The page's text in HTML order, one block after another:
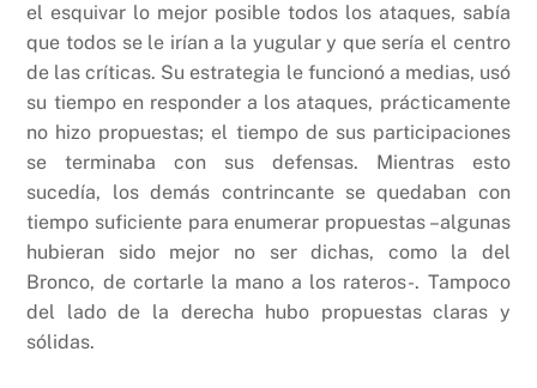
el esquivar lo mejor posible todos los ataques, sabía
que todos se le irían a la yugular y que sería el centro
de las críticas. Su estrategia le funcionó a medias, usó
su tiempo en responder a los ataques, prácticamente
no hizo propuestas; el tiempo de sus participaciones
se terminaba con sus defensas. Mientras esto
sucedía, los demás contrincante se quedaban con
tiempo suficiente para enumerar propuestas –algunas
hubieran sido mejor no ser dichas, como la del
Bronco, de cortarle la mano a los rateros-. Tampoco
del lado de la derecha hubo propuestas claras y
sólidas.